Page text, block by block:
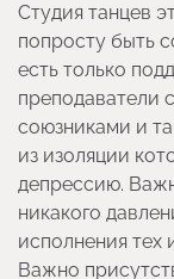
Студия танцев
попросту быть
есть только
преподаватели
союзниками и
из изоляции
депрессию.
никакого
исполнения тех
Важно